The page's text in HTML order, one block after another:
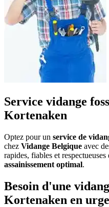
Service vidange
Kortenaken
Optez pour un service de
chez Vidange Belgique avec
rapides, fiables et
assainissement optimal.
Besoin d'une
Kortenaken en